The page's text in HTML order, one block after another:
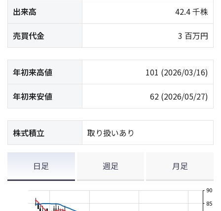
出来高 42.4 千株
売買代金 3 百万円
年初来高値 101 (2026/03/16)
年初来安値 62 (2026/05/27)
株式積立 取り扱いあり
日足 週足 月足
85
90